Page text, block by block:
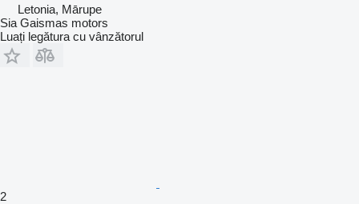
Letonia, Mārupe
Sia Gaismas motors
Luați legătura cu vânzătorul
2